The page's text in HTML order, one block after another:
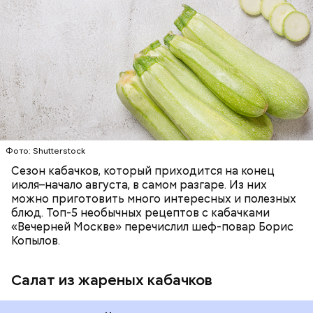
Фото: Shutterstock
Сезон кабачков, который приходится на конец
июля–начало августа, в самом разгаре. Из них
можно приготовить много интересных и полезных
блюд. Топ-5 необычных рецептов с кабачками
«Вечерней Москве» перечислил шеф-повар Борис
Копылов.
Салат из жареных кабачков
ЕДА ОВОЩИ РЕЦЕПТЫ
Вред дыни
Фото: Shutterstock